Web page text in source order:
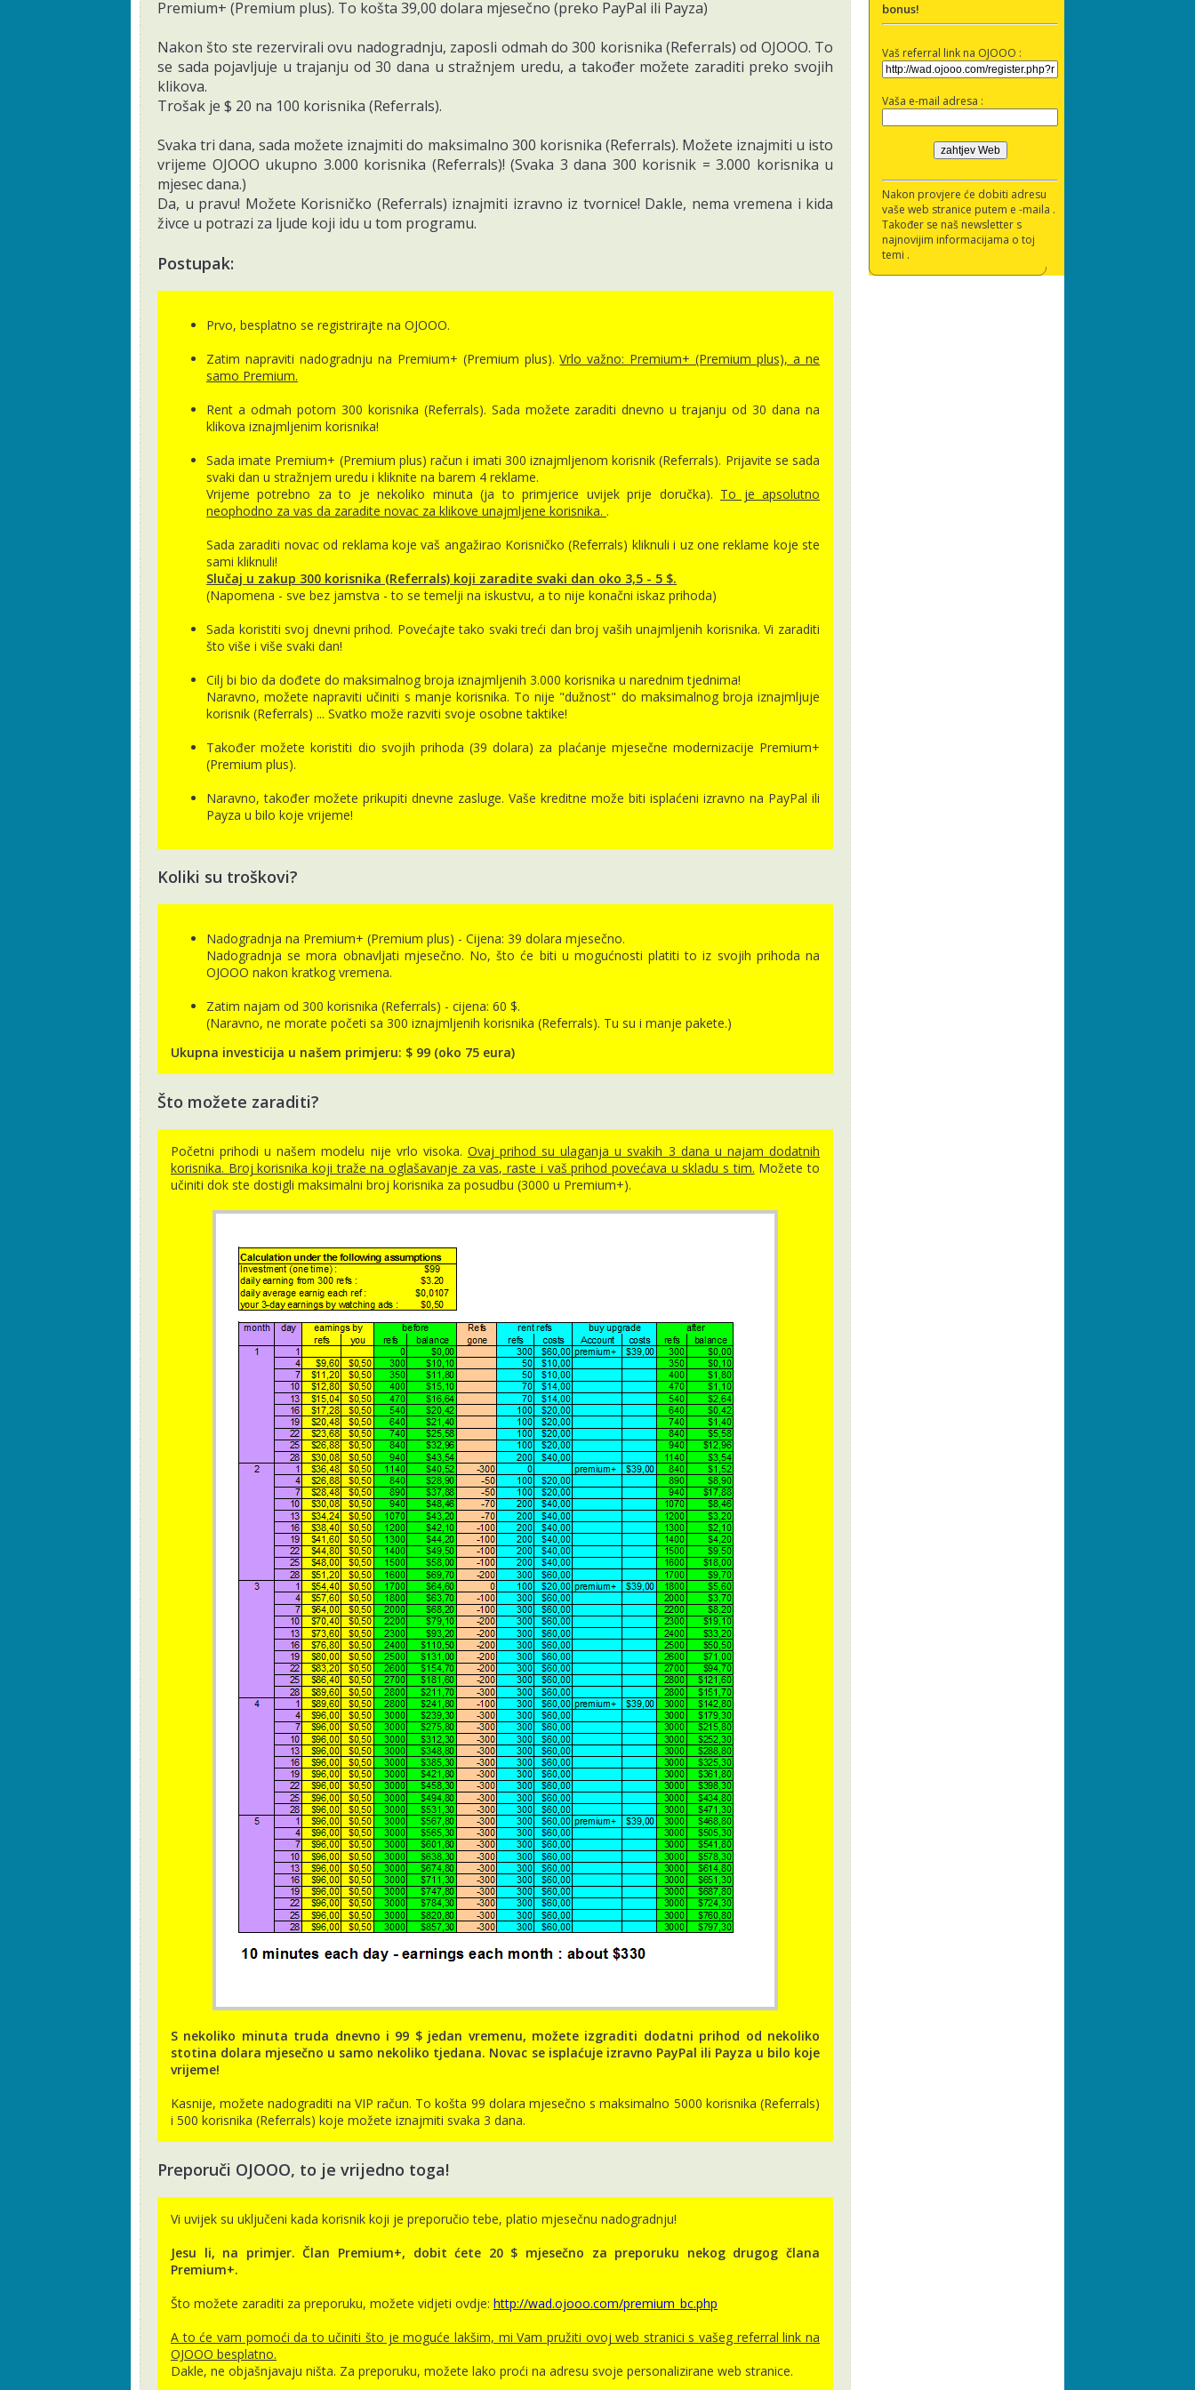
With our hrvatski AI bot, you get 24/5 automated trading
Our Youtube Channel in hrvatski
Hier Geld verdienenim Netz hrvatski - Download the wallet from Google Play or the App Store
Download the wallet from Google Play or the App Store
hrvatski - BitCoin
Premium+ (Premium plus). To košta 39,00 dolara mjesečno (preko PayPal ili Payza)
Nakon što ste rezervirali ovu nadogradnju, zaposli odmah do 300 korisnika (Referrals) od OJOOO. To
se sada pojavljuje u trajanju od 30 dana u stražnjem uredu, a također možete zaraditi preko svojih
klikova.
Trošak je $ 20 na 100 korisnika (Referrals).
Svaka tri dana, sada možete iznajmiti do maksimalno 300 korisnika (Referrals). Možete iznajmiti u isto
vrijeme OJOOO ukupno 3.000 korisnika (Referrals)! (Svaka 3 dana 300 korisnik = 3.000 korisnika u
mjesec dana.)
Da, u pravu! Možete Korisničko (Referrals) iznajmiti izravno iz tvornice! Dakle, nema vremena i kida
živce u potrazi za ljude koji idu u tom programu.
Postupak:
Prvo, besplatno se registrirajte na OJOOO.
Zatim napraviti nadogradnju na Premium+ (Premium plus).Vrlo važno: Premium+ (Premium plus), a ne
samo Premium.
Rent a odmah potom 300 korisnika (Referrals). Sada možete zaraditi dnevno u trajanju od 30 dana na
klikova iznajmljenim korisnika!
Sada imate Premium+ (Premium plus) račun i imati 300 iznajmljenom korisnik (Referrals). Prijavite se sada
svaki dan u stražnjem uredu i kliknite na barem 4 reklame.
Vrijeme potrebno za to je nekoliko minuta (ja to primjerice uvijek prije doručka). To je apsolutno
neophodno za vas da zaradite novac za klikove unajmljene korisnika. .
Sada zaraditi novac od reklama koje vaš angažirao Korisničko (Referrals) kliknuli i uz one reklame koje ste
sami kliknuli!
Slučaj u zakup 300 korisnika (Referrals) koji zaradite svaki dan oko 3,5 - 5 $.
(Napomena - sve bez jamstva - to se temelji na iskustvu, a to nije konačni iskaz prihoda)
Sada koristiti svoj dnevni prihod. Povećajte tako svaki treći dan broj vaših unajmljenih korisnika. Vi zaraditi
što više i više svaki dan!
Cilj bi bio da dođete do maksimalnog broja iznajmljenih 3.000 korisnika u narednim tjednima!
Naravno, možete napraviti učiniti s manje korisnika. To nije "dužnost" do maksimalnog broja iznajmljuje
korisnik (Referrals) ... Svatko može razviti svoje osobne taktike!
Također možete koristiti dio svojih prihoda (39 dolara) za plaćanje mjesečne modernizacije Premium+
(Premium plus).
Naravno, također možete prikupiti dnevne zasluge. Vaše kreditne može biti isplaćeni izravno na PayPal ili
Payza u bilo koje vrijeme!
Koliki su troškovi?
Nadogradnja na Premium+ (Premium plus) - Cijena: 39 dolara mjesečno.
Nadogradnja se mora obnavljati mjesečno. No, što će biti u mogućnosti platiti to iz svojih prihoda na
OJOOO nakon kratkog vremena.
Zatim najam od 300 korisnika (Referrals) - cijena: 60 $.
(Naravno, ne morate početi sa 300 iznajmljenih korisnika (Referrals). Tu su i manje pakete.)
Ukupna investicija u našem primjeru: $ 99 (oko 75 eura)
Što možete zaraditi?
Početni prihodi u našem modelu nije vrlo visoka. Ovaj prihod su ulaganja u svakih 3 dana u najam dodatnih
korisnika. Broj korisnika koji traže na oglašavanje za vas, raste i vaš prihod povećava u skladu s tim. Možete to
učiniti dok ste dostigli maksimalni broj korisnika za posudbu (3000 u Premium+).
S nekoliko minuta truda dnevno i 99 $ jedan vremenu, možete izgraditi dodatni prihod od nekoliko
stotina dolara mjesečno u samo nekoliko tjedana. Novac se isplaćuje izravno PayPal ili Payza u bilo koje
vrijeme!
Kasnije, možete nadograditi na VIP račun. To košta 99 dolara mjesečno s maksimalno 5000 korisnika (Referrals)
i 500 korisnika (Referrals) koje možete iznajmiti svaka 3 dana.
Preporuči OJOOO, to je vrijedno toga!
Vi uvijek su uključeni kada korisnik koji je preporučio tebe, platio mjesečnu nadogradnju!
Jesu li, na primjer. Član Premium+, dobit ćete 20 $ mjesečno za preporuku nekog drugog člana
Premium+.
Što možete zaraditi za preporuku, možete vidjeti ovdje: http://wad.ojooo.com/premium_bc.php
A to će vam pomoći da to učiniti što je moguće lakšim, mi Vam pružiti ovoj web stranici s vašeg referral link na
OJOOO besplatno.
Dakle, ne objašnjavaju ništa. Za preporuku, možete lako proći na adresu svoje personalizirane web stranice.
bonus!
Vaš referral link na OJOOO :
Vaša e-mail adresa :
Nakon provjere će dobiti adresu
vaše web stranice putem e -maila .
Također se naš newsletter s
najnovijim informacijama o toj
temi .